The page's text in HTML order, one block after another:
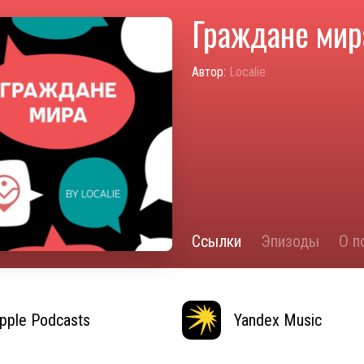
Граждане
Автор: Localie
Ссылки Эпизоды О
Podcasts Yandex Music